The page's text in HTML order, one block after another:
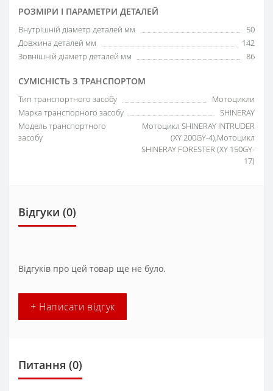
РОЗМІРИ І ПАРАМЕТРИ ДЕТАЛЕЙ
Внутрішній діаметр деталей мм
50
Довжина деталей мм
142
Зовнішній діаметр деталей мм
86
СУМІСНІСТЬ З ТРАНСПОРТОМ
Тип транспортного засобу
Мотоцикли
Марка транспорного засобу
SHINERAY
Модель транспортного
засобу
Мотоцикл SHINERAY INTRUDER
(XY 200GY-4),Мотоцикл
SHINERAY FORESTER (XY 150GY-
17)
Відгуки (0)
Відгуків про цей товар ще не було.
+ Написати відгук
Питання (0)